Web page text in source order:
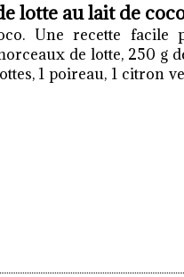
lotte au lait de
Une recette facile
de lotte, 250 g
1 poireau, 1 citron